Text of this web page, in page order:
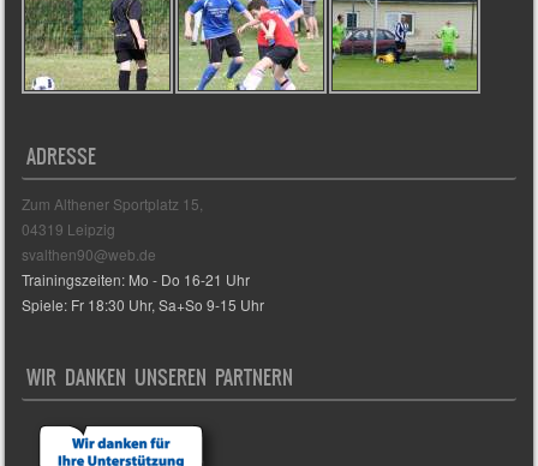
ADRESSE
Zum Althener Sportplatz 15,
04319 Leipzig
svalthen90@web.de
Trainingszeiten: Mo - Do 16-21 Uhr
Spiele: Fr 18:30 Uhr, Sa+So 9-15 Uhr
WIR DANKEN UNSEREN PARTNERN